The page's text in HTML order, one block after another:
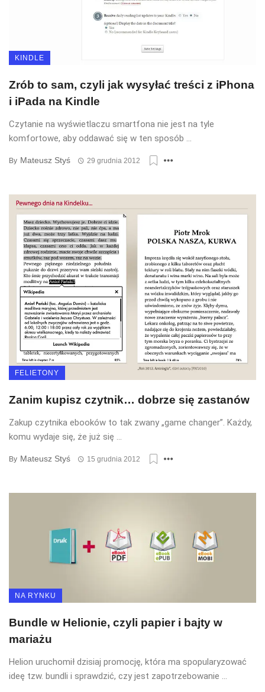
KINDLE
Zrób to sam, czyli jak wysyłać treści z iPhona
i iPada na Kindle
Czytanie na wyświetlaczu smartfona nie jest na tyle
komfortowe, aby oddawać się w ten sposób ...
By Mateusz Styś 29 grudnia 2012
FELIETONY
Zanim kupisz czytnik… dobrze się zastanów
Zakup czytnika ebooków to tak zwany „game changer”. Każdy,
komu wydaje się, że już się ...
By Mateusz Styś 15 grudnia 2012
NA RYNKU
Bundle w Helionie, czyli papier i bajty w
mariażu
Helion uruchomił dzisiaj promocję, która ma spopularyzować
ideę tzw. bundli i sprawdzić, czy jest zapotrzebowanie ...